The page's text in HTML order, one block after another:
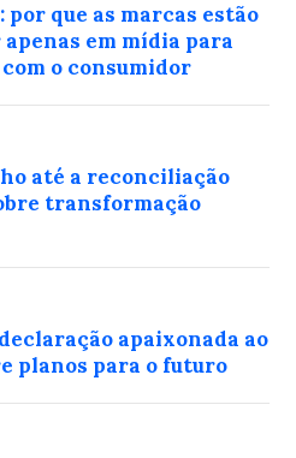
que as marcas estão
em mídia para
o consumidor
até a reconciliação
transformação
apaixonada ao
planos para o futuro